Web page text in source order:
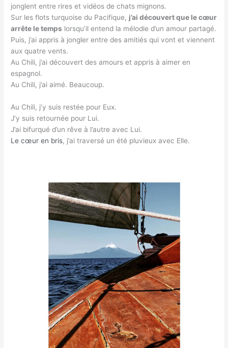
jonglent entre rires et vidéos de chats mignons.
Sur les flots turquoise du Pacifique, j’ai découvert que le cœur
arrête le temps lorsqu’il entend la mélodie d’un amour partagé.
Puis, j’ai appris à jongler entre des amitiés qui vont et viennent
aux quatre vents.
Au Chili, j’ai découvert des amours et appris à aimer en
espagnol.
Au Chili, j’ai aimé. Beaucoup.
Au Chili, j’y suis restée pour Eux.
J’y suis retournée pour Lui.
J’ai bifurqué d’un rêve à l’autre avec Lui.
Le cœur en bris, j’ai traversé un été pluvieux avec Elle.